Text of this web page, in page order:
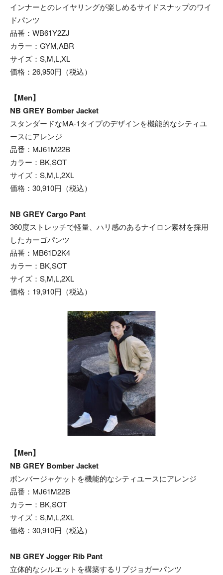
インナーとのレイヤリングが楽しめるサイドスナップのワイ
ドパンツ
品番：WB61Y2ZJ
カラー：GYM,ABR
サイズ：S,M,L,XL
価格：26,950円（税込）
【Men】
NB GREY Bomber Jacket
スタンダードなMA-1タイプのデザインを機能的なシティユ
ースにアレンジ
品番：MJ61M22B
カラー：BK,SOT
サイズ：S,M,L,2XL
価格：30,910円（税込）
NB GREY Cargo Pant
360度ストレッチで軽量、ハリ感のあるナイロン素材を採用
したカーゴパンツ
品番：MB61D2K4
カラー：BK,SOT
サイズ：S,M,L,2XL
価格：19,910円（税込）
【Men】
NB GREY Bomber Jacket
ボンバージャケットを機能的なシティユースにアレンジ
品番：MJ61M22B
カラー：BK,SOT
サイズ：S,M,L,2XL
価格：30,910円（税込）
NB GREY Jogger Rib Pant
立体的なシルエットを構築するリブジョガーパンツ